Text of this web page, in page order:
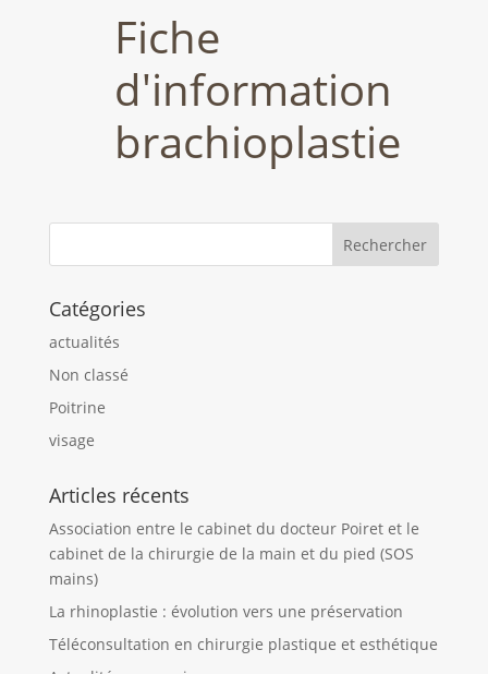
Fiche
d'information
brachioplastie
Catégories
actualités
Non classé
Poitrine
visage
Articles récents
Association entre le cabinet du docteur Poiret et le
cabinet de la chirurgie de la main et du pied (SOS
mains)
La rhinoplastie : évolution vers une préservation
Téléconsultation en chirurgie plastique et esthétique